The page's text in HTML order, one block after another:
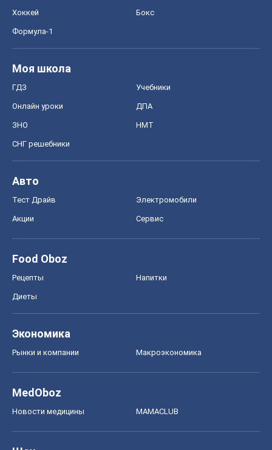
Хоккей Бокс
Формула-1
Моя школа
ГДЗ Учебники
Онлайн уроки ДПА
ЗНО НМТ
СНГ решебники
Авто
Тест Драйв Электромобили
Акции Сервис
Food Oboz
Рецепты Напитки
Диеты
Экономика
Рынки и компании Mакроэкономика
MedOboz
Новости медицины MAMACLUB